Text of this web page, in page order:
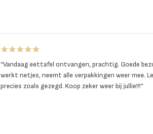
“Vandaag eettafel ontvangen, prachtig. Goede
werkt netjes, neemt alle verpakkingen weer mee.
precies zoals gezegd. Koop zeker weer bij jullie!!!”